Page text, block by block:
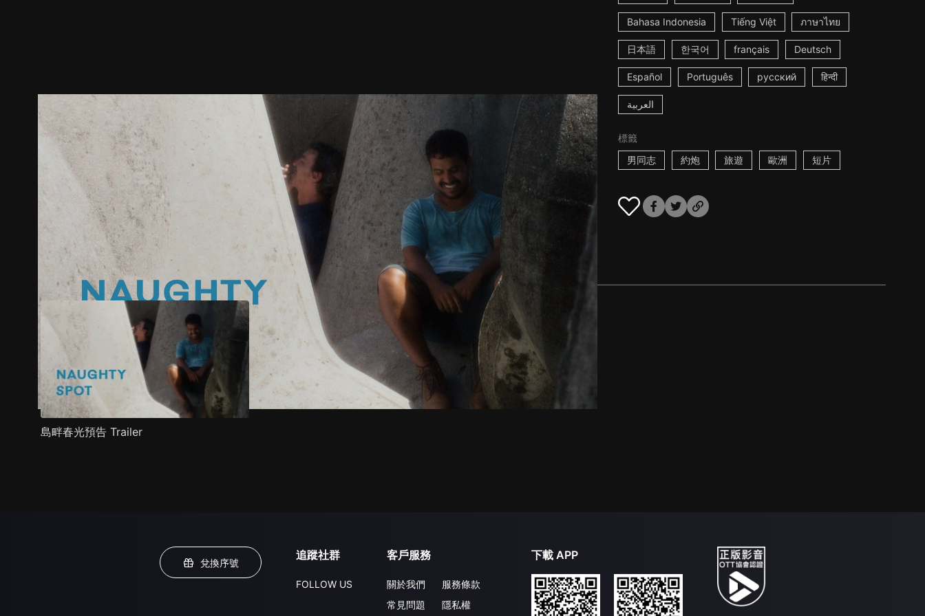
Bahasa Indonesia Tiếng Việt ภาษาไทย
日本語 한국어 français Deutsch
Español Português русский हिन्दी
العربية
標籤
男同志
約炮 旅遊 歐洲 短片
預告 劇照 推薦影片
島畔春光預告 Trailer
兌換序號
追蹤社群
FOLLOW US
客戶服務
關於我們
常見問題
服務條款
隱私權
下載 APP